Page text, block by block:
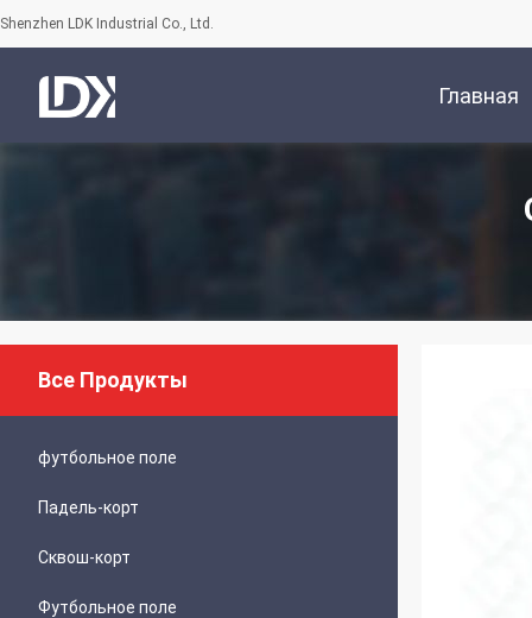
Shenzhen LDK Industrial Co., Ltd.
Главная
Все Продукты
футбольное поле
Падель-корт
Сквош-корт
Футбольное поле